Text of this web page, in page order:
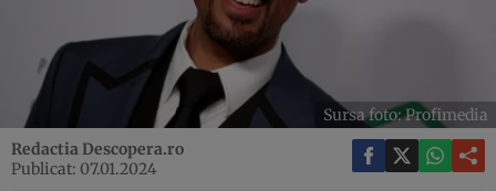
Sursa foto: Profimedia
Redactia Descopera.ro
Publicat: 07.01.2024